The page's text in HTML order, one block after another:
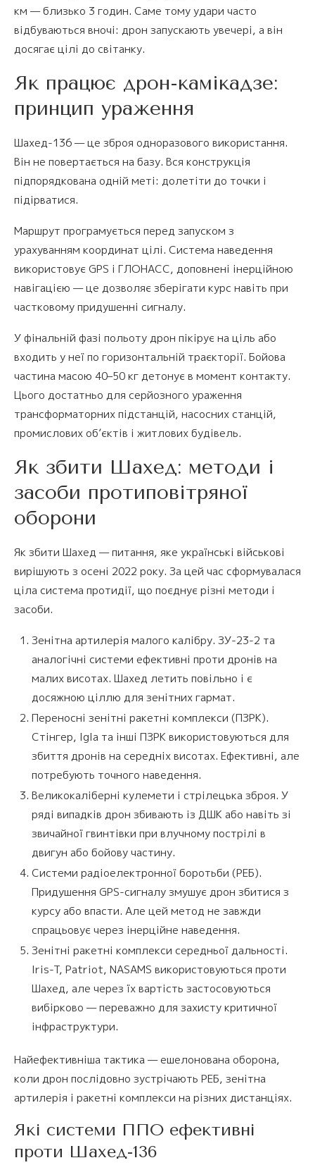
км — близько 3 годин. Саме тому удари часто
відбуваються вночі: дрон запускають увечері, а він
досягає цілі до світанку.
Як працює дрон-камікадзе:
принцип ураження
Шахед-136 — це зброя одноразового використання.
Він не повертається на базу. Вся конструкція
підпорядкована одній меті: долетіти до точки і
підірватися.
Маршрут програмується перед запуском з
урахуванням координат цілі. Система наведення
використовує GPS і ГЛОНАСС, доповнені інерційною
навігацією — це дозволяє зберігати курс навіть при
частковому придушенні сигналу.
У фінальній фазі польоту дрон пікірує на ціль або
входить у неї по горизонтальній траєкторії. Бойова
частина масою 40–50 кг детонує в момент контакту.
Цього достатньо для серйозного ураження
трансформаторних підстанцій, насосних станцій,
промислових об’єктів і житлових будівель.
Як збити Шахед: методи і
засоби протиповітряної
оборони
Як збити Шахед — питання, яке українські військові
вирішують з осені 2022 року. За цей час сформувалася
ціла система протидії, що поєднує різні методи і
засоби.
Зенітна артилерія малого калібру. ЗУ-23-2 та
аналогічні системи ефективні проти дронів на
малих висотах. Шахед летить повільно і є
досяжною ціллю для зенітних гармат.
Переносні зенітні ракетні комплекси (ПЗРК).
Стінгер, Igla та інші ПЗРК використовуються для
збиття дронів на середніх висотах. Ефективні, але
потребують точного наведення.
Великокаліберні кулемети і стрілецька зброя. У
ряді випадків дрон збивають із ДШК або навіть зі
звичайної гвинтівки при влучному пострілі в
двигун або бойову частину.
Системи радіоелектронної боротьби (РЕБ).
Придушення GPS-сигналу змушує дрон збитися з
курсу або впасти. Але цей метод не завжди
спрацьовує через інерційне наведення.
Зенітні ракетні комплекси середньої дальності.
Iris-T, Patriot, NASAMS використовуються проти
Шахед, але через їх вартість застосовуються
вибірково — переважно для захисту критичної
інфраструктури.
Найефективніша тактика — ешелонована оборона,
коли дрон послідовно зустрічають РЕБ, зенітна
артилерія і ракетні комплекси на різних дистанціях.
Які системи ППО ефективні
проти Шахед-136